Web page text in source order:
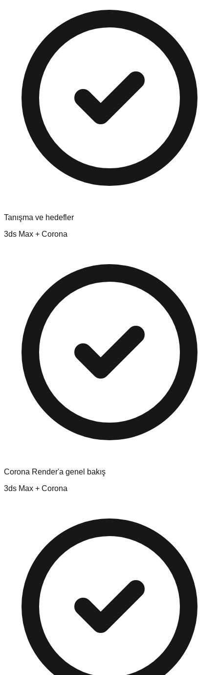
Tanışma ve hedefler
3ds Max + Corona
Corona Render'a genel bakış
3ds Max + Corona